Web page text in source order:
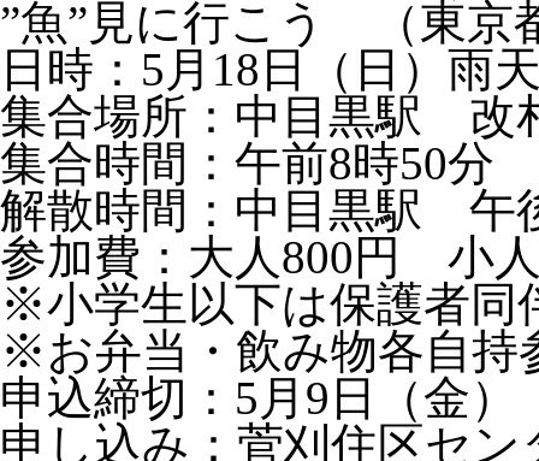
”魚”見に行こう （東京
日時：5月18日（日）雨
集合場所：中目黒駅 改
集合時間：午前8時50分
解散時間：中目黒駅 午
参加費：大人800円 小
※小学生以下は保護者同
※お弁当・飲み物各自持
申込締切：5月9日（金）
申し込み：菅刈住区セン